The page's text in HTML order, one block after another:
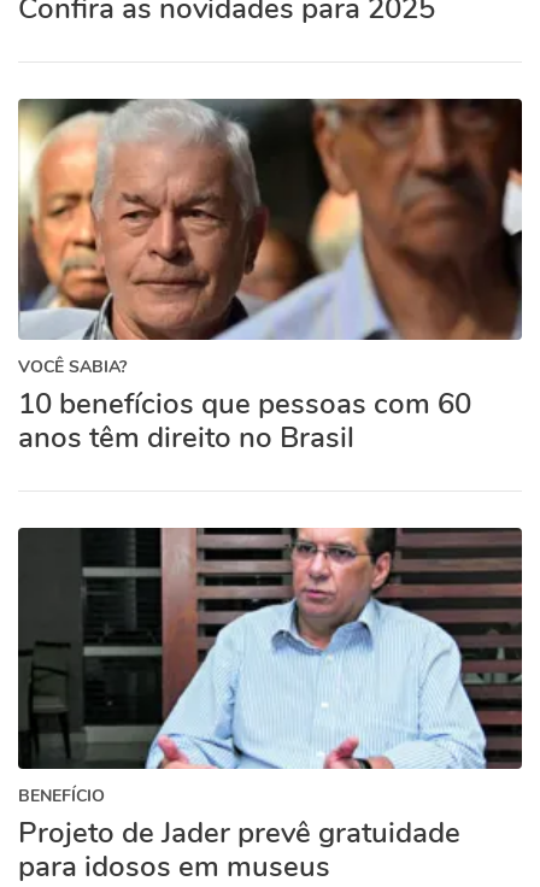
Confira as novidades para 2025
VOCÊ SABIA?
10 benefícios que pessoas com 60
anos têm direito no Brasil
BENEFÍCIO
Projeto de Jader prevê gratuidade
para idosos em museus